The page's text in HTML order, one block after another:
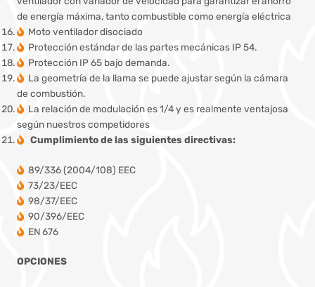
de energía máxima, tanto combustible como energía eléctrica
Moto ventilador disociado
Protección estándar de las partes mecánicas IP 54.
Protección IP 65 bajo demanda.
La geometría de la llama se puede ajustar según la cámara
de combustión.
La relación de modulación es 1/4 y es realmente ventajosa
según nuestros competidores
Cumplimiento de las siguientes directivas:
89/336 (2004/108) EEC
73/23/EEC
98/37/EEC
90/396/EEC
EN 676
OPCIONES